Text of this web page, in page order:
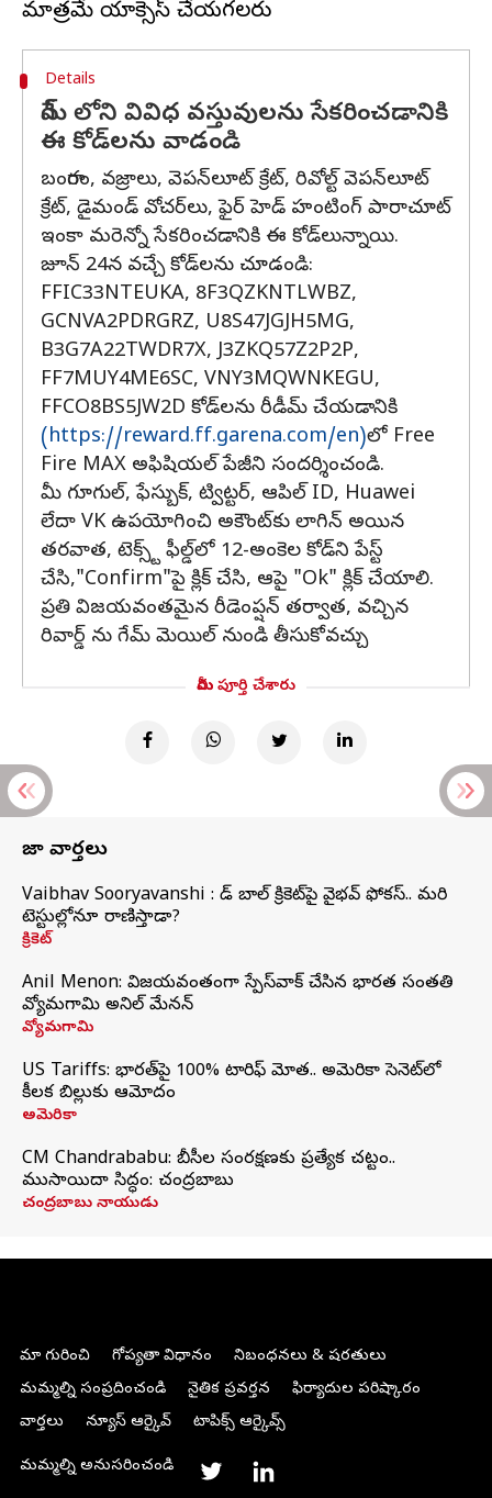
Details
గేమ్ లోని వివిధ వస్తువులను సేకరించడానికి
ఈ కోడ్‌లను వాడండి
బంగారం, వజ్రాలు, వెపన్‌లూట్ క్రేట్, రివోల్ట్ వెపన్‌లూట్
క్రేట్, డైమండ్ వోచర్‌లు, ఫైర్ హెడ్ హంటింగ్ పారాచూట్
ఇంకా మరెన్నో సేకరించడానికి ఈ కోడ్‌లున్నాయి.
జూన్ 24న వచ్చే కోడ్‌లను చూడండి:
FFIC33NTEUKA, 8F3QZKNTLWBZ,
GCNVA2PDRGRZ, U8S47JGJH5MG,
B3G7A22TWDR7X, J3ZKQ57Z2P2P,
FF7MUY4ME6SC, VNY3MQWNKEGU,
FFCO8BS5JW2D కోడ్‌లను రీడీమ్ చేయడానికి
(https://reward.ff.garena.com/en)లో Free
Fire MAX అఫిషియల్ పేజీని సందర్శించండి.
మీ గూగుల్, ఫేస్బుక్, ట్విట్టర్, ఆపిల్ ID, Huawei
లేదా VK ఉపయోగించి అకౌంట్‌కు లాగిన్ అయిన
తరవాత, టెక్స్ట్ ఫీల్డ్‌లో 12-అంకెల కోడ్‌ని పేస్ట్
చేసి,"Confirm"పై క్లిక్ చేసి, ఆపై "Ok" క్లిక్ చేయాలి.
ప్రతి విజయవంతమైన రీడెంప్షన్ తర్వాత, వచ్చిన
రివార్డ్ ను గేమ్ మెయిల్ నుండి తీసుకోవచ్చు
మీరు పూర్తి చేశారు
తాజా వార్తలు
Vaibhav Sooryavanshi : రెడ్ బాల్ క్రికెట్‌పై వైభవ్ ఫోకస్.. మరి
టెస్టుల్లోనూ రాణిస్తాడా?
క్రికెట్
Anil Menon: విజయవంతంగా స్పేస్‌వాక్‌ చేసిన భారత సంతతి
వ్యోమగామి అనిల్‌ మేనన్
వ్యోమగామి
US Tariffs: భారత్‌పై 100% టారిఫ్‌ మోత.. అమెరికా సెనెట్‌లో
కీలక బిల్లుకు ఆమోదం
అమెరికా
CM Chandrababu: బీసీల సంరక్షణకు ప్రత్యేక చట్టం..
ముసాయిదా సిద్ధం: చంద్రబాబు
చంద్రబాబు నాయుడు
మా గురించి గోప్యతా విధానం
నిబంధనలు & షరతులు
మమ్మల్ని సంప్రదించండి
నైతిక ప్రవర్తన
ఫిర్యాదుల పరిష్కారం
వార్తలు
న్యూస్ ఆర్కైవ్ టాపిక్స్ ఆర్కైవ్స్
మమ్మల్ని అనుసరించండి